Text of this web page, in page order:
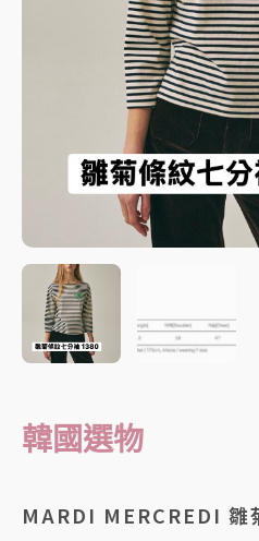
韓國選物
MARDI MERCREDI 雛